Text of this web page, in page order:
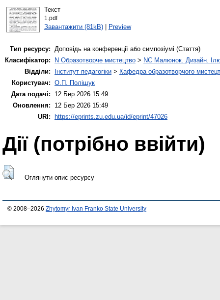
Текст
1.pdf
Завантажити (81kB)| Preview
Тип ресурсу: Доповідь на конференції або симпозіумі (Стаття)
Класифікатор:
N Образотворче мистецтво > NC Малюнок. Дизайн.
Відділи:
Інститут педагогіки > Кафедра образотворчого
Користувач: О.П. Поліщук
Дата подачі:
12 Бер 2026 15:49
Оновлення:
12 Бер 2026 15:49
URI:
https://eprints.zu.edu.ua/id/eprint/47026
Дії ​​(потрібно ввійти)
Оглянути опис ресурсу
© 2008–2026 Zhytomyr Ivan Franko State University